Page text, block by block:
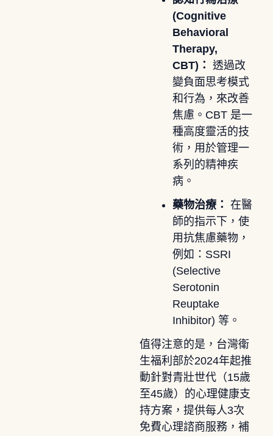
(Cognitive
Behavioral
Therapy,
CBT)： 透過改
變負面思考模式
和行為，來改善
焦慮。CBT 是一
種高度靈活的技
術，用於管理一
系列的精神疾
病。
藥物治療： 在醫
師的指示下，使
用抗焦慮藥物，
例如：SSRI
(Selective
Serotonin
Reuptake
Inhibitor) 等。
值得注意的是，台灣衛
生福利部於2024年起推
動針對青壯世代（15歲
至45歲）的心理健康支
持方案，提供每人3次
免費心理諮商服務，補